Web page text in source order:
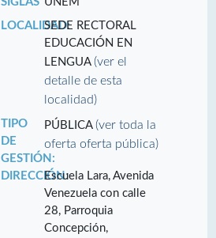
LOCALIDAD:SEDE RECTORAL
EDUCACIÓN EN
LENGUA(ver el
detalle de esta
localidad)
TIPO
DE
GESTIÓN:
PÚBLICA(ver toda la
oferta oferta pública)
DIRECCIÓN:Escuela Lara, Avenida
Venezuela con calle
28, Parroquia
Concepción,